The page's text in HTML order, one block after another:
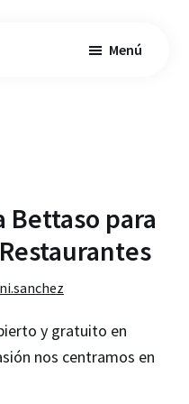
Menú
para
y gratuito en
nos centramos en